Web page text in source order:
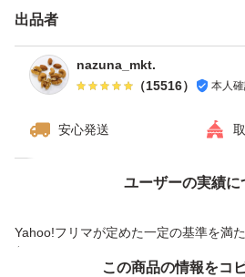
もナッツがしけてしまう可能性が
了承下さい。
#素焼きアーモンド
#ドライフルーツ
#ナッツミックス
出品者
nazuna_mkt.
（15516） 本人
安心発送
ユーザーの実績に
Yahoo!フリマが定めた一定の基準を満
付与しています
価格の相談
この商品の情報をコ
この商品をみている人にオススメ